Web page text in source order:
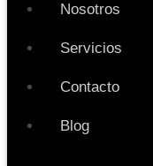
Nosotros
Servicios
Contacto
Blog